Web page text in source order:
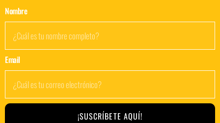
Nombre
Email
¡SUSCRÍBETE AQUÍ!